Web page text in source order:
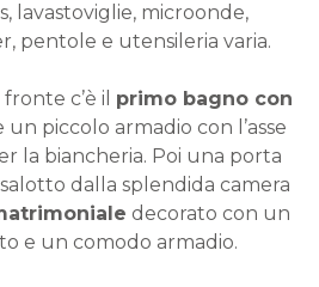
lavastoviglie, microonde,
pentole e utensileria varia.
c’è il primo bagno con
un piccolo armadio con l’asse
la biancheria. Poi una porta
dalla splendida camera
decorato con un
e un comodo armadio.